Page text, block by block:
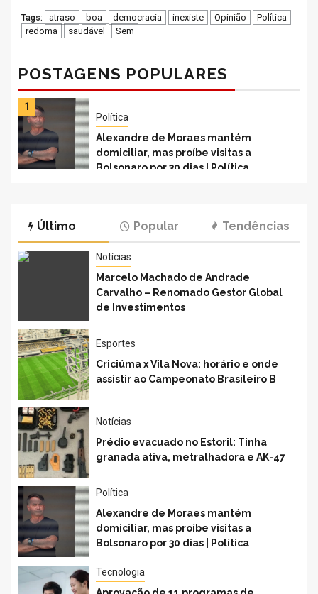
Tags: atraso boa democracia inexiste Opinião
Política
redoma
saudável Sem
POSTAGENS POPULARES
1
Política
Alexandre de Moraes mantém
domiciliar, mas proíbe visitas a
Bolsonaro por 30 dias | Política
Último Popular Tendências
Notícias
Marcelo Machado de Andrade
Carvalho – Renomado Gestor Global
de Investimentos
Esportes
Criciúma x Vila Nova: horário e onde
assistir ao Campeonato Brasileiro B
Notícias
Prédio evacuado no Estoril: Tinha
granada ativa, metralhadora e AK-47
Política
Alexandre de Moraes mantém
domiciliar, mas proíbe visitas a
Bolsonaro por 30 dias | Política
Tecnologia